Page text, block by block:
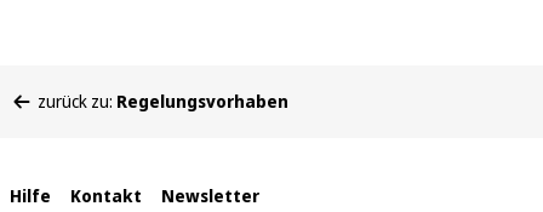
befinden
zurück zu: Regelungsvorhaben
Interne
Hilfe Kontakt Newsletter